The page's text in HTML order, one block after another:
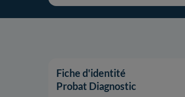
Fiche d'identité
Probat Diagnostic